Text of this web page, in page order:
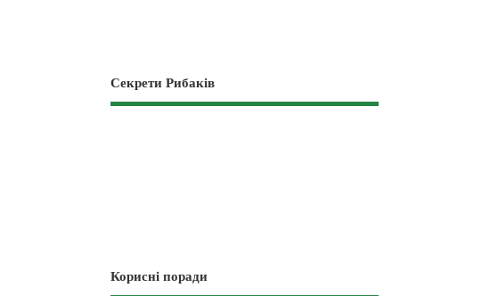
Секрети Рибаків
Корисні поради